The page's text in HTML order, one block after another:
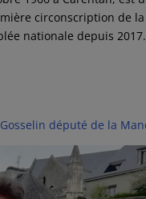
circonscription de
nationale depuis 2017.
député de la